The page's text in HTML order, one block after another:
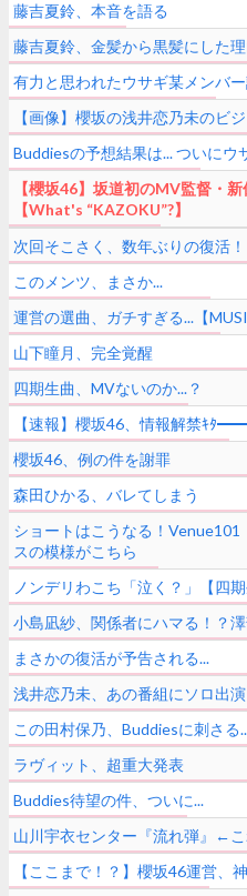
藤吉夏鈴、本音を語る
藤吉夏鈴、金髪から黒髪にした
有力と思われたウサギ某メンバー
【画像】櫻坂の浅井恋乃未のビ
Buddiesの予想結果は... ついにウ
【櫻坂46】坂道初のMV監督・
【What's “KAZOKU”?】
次回そこさく、数年ぶりの復活！
このメンツ、まさか...
運営の選曲、ガチすぎる...【
山下瞳月、完全覚醒
四期生曲、MVないのか...？
【速報】櫻坂46、情報解禁
櫻坂46、例の件を謝罪
森田ひかる、バレてしまう
ショートはこうなる！
スの模様がこちら
ノンデリわこち「泣く？」【四期
小島凪紗、関係者にハマる！？
まさかの復活が予告される...
浅井恋乃未、あの番組にソロ出演
この田村保乃、Buddiesに刺さる
ラヴィット、超重大発表
Buddies待望の件、ついに...
山川宇衣センター『流れ弾』←こ
【ここまで！？】櫻坂46運営、